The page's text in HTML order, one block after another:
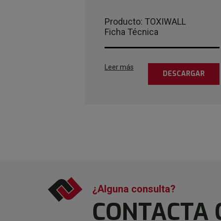
Producto: TOXIWALL
Ficha Técnica
Leer más
DESCARGAR
¿Alguna consulta?
CONTACTA